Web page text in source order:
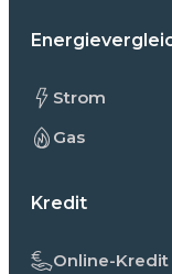
Strom
Gas
Kredit
Online-Kredit